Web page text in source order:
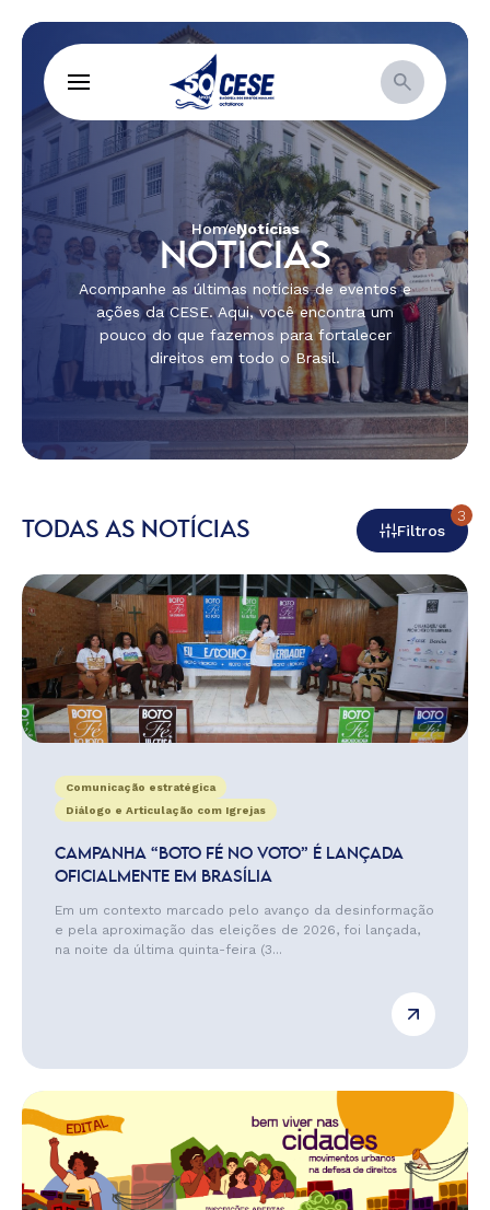
HomeNotícias
NOTÍCIAS
Acompanhe as últimas notícias de eventos e
ações da CESE. Aqui, você encontra um
pouco do que fazemos para fortalecer
direitos em todo o Brasil.
TODAS AS NOTÍCIAS Filtros
3
Comunicação estratégica
Diálogo e Articulação com Igrejas
CAMPANHA “BOTO FÉ NO VOTO” É LANÇADA
OFICIALMENTE EM BRASÍLIA
Em um contexto marcado pelo avanço da desinformação
e pela aproximação das eleições de 2026, foi lançada,
na noite da última quinta-feira (3...